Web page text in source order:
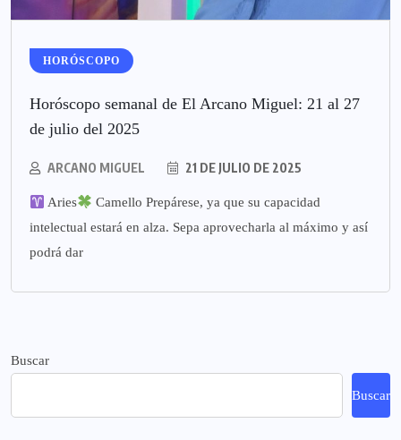
HORÓSCOPO
Horóscopo semanal de El Arcano Miguel: 21 al 27
de julio del 2025
ARCANO MIGUEL 21 DE JULIO DE 2025
Aries
Camello Prepárese, ya que su capacidad
intelectual estará en alza. Sepa aprovecharla al máximo y así
podrá dar
Buscar
Buscar